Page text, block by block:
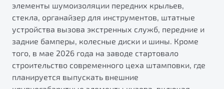
элементы шумоизоляции передних крыльев,
стекла, органайзер для инструментов, штатные
устройства вызова экстренных служб, передние и
задние бамперы, колесные диски и шины. Кроме
того, в мае 2026 года на заводе стартовало
строительство современного цеха штамповки, где
планируется выпускать внешние